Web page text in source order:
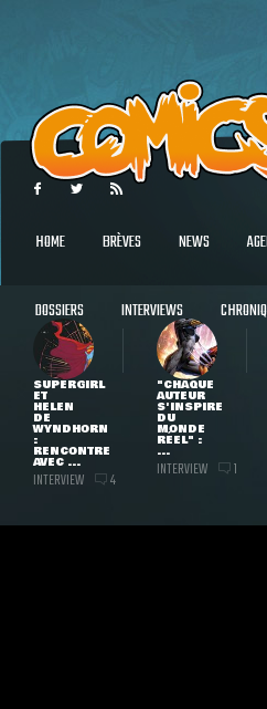
HOME BRÈVES NEWS
DOSSIERS INTERVIEWS
SUPERGIRL
ET
HELEN
DE
WYNDHORN
:
RENCONTRE
AVEC ...
INTERVIEW 4
"CHAQUE
AUTEUR
S'INSPIRE
DU
MONDE
RÉEL" :
...
INTERVIEW 1